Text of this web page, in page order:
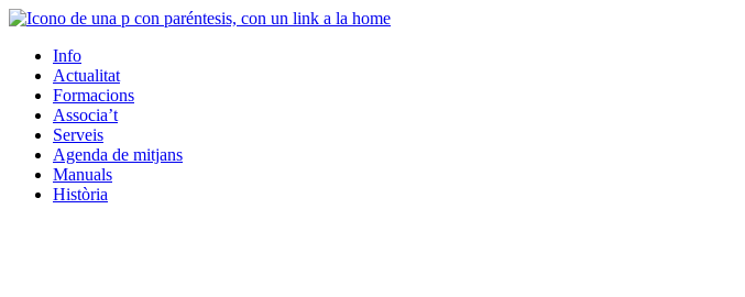
Info
Actualitat
Formacions
Associa’t
Serveis
Agenda de mitjans
Manuals
Història